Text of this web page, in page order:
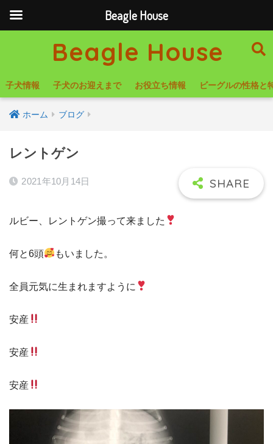
Beagle House
子犬情報 子犬のお迎えまで お役立ち情報 ビーグルの性格と
ホーム ブログ
レントゲン
2021年10月14日
ルビー、レントゲン撮って来ました
何と6頭 もいました。
全員元気に生まれますように
安産
安産
安産
Beagle House